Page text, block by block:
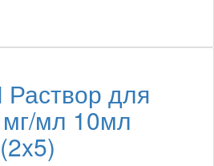
для
мл 10мл